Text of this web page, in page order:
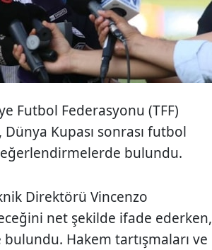
Futbol Federasyonu (TFF)
Kupası sonrası futbol
bulundu.
Direktörü Vincenzo
net şekilde ifade ederken,
Hakem tartışmaları ve